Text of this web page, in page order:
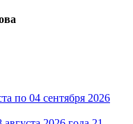
по 04 сентября 2026